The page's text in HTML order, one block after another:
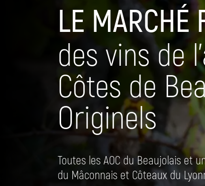
LE MARCHÉ
des vins de
Côtes de
Originels
Toutes les AOC du Beaujolais et
du Mâconnais et Côteaux du